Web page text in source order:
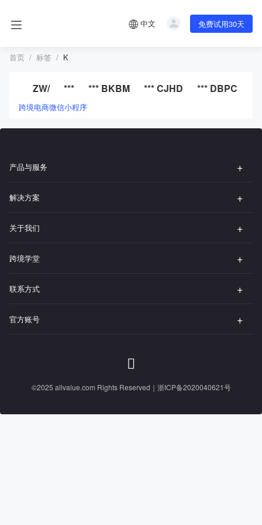
中文 免费试用30天
首页 标签 K
ZW/ *** *** BKBM *** CJHD *** DBPC
跨境电商微信小程序
产品与服务
解决方案
关于我们
跨境学堂
联系方式
官方账号
©2025 allvalue.com Rights Reserved｜ 浙ICP备2020040621号